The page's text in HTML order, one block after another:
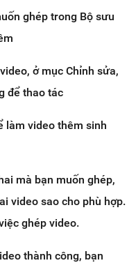
ghép trong Bộ sưu
ở mục Chỉnh sửa,
để thao tác
làm video thêm sinh
mà bạn muốn ghép,
video sao cho phù hợp.
ghép video.
thành công, bạn